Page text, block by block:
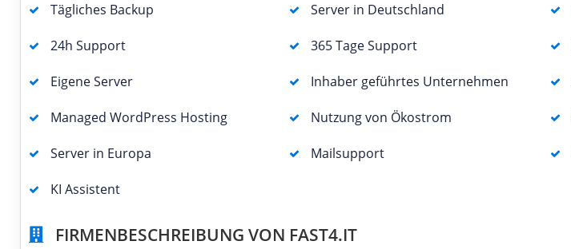
Tägliches Backup Server in Deutschland
24h Support 365 Tage Support
Eigene Server Inhaber geführtes Unternehmen
Managed WordPress Hosting Nutzung von Ökostrom
Server in Europa Mailsupport
KI Assistent
FIRMENBESCHREIBUNG VON FAST4.IT